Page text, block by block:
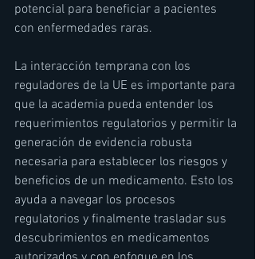
potencial para beneficiar a pacientes
con enfermedades raras.
La interacción temprana con los
reguladores de la UE es importante para
que la academia pueda entender los
requerimientos regulatorios y permitir la
generación de evidencia robusta
necesaria para establecer los riesgos y
beneficios de un medicamento. Esto los
ayuda a navegar los procesos
regulatorios y finalmente trasladar sus
descubrimientos en medicamentos